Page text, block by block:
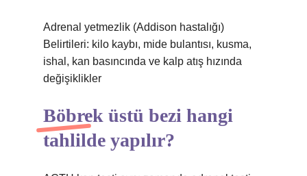
Adrenal yetmezlik (Addison hastalığı)
Belirtileri: kilo kaybı, mide bulantısı, kusma,
ishal, kan basıncında ve kalp atış hızında
değişiklikler
Böbrek üstü bezi hangi
tahlilde yapılır?